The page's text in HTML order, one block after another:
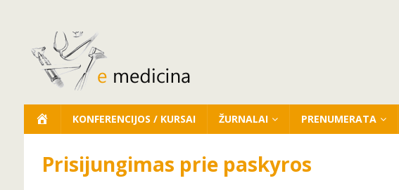
KONFERENCIJOS / KURSAI ŽURNALAI PRENUMERATA
Prisijungimas prie paskyros